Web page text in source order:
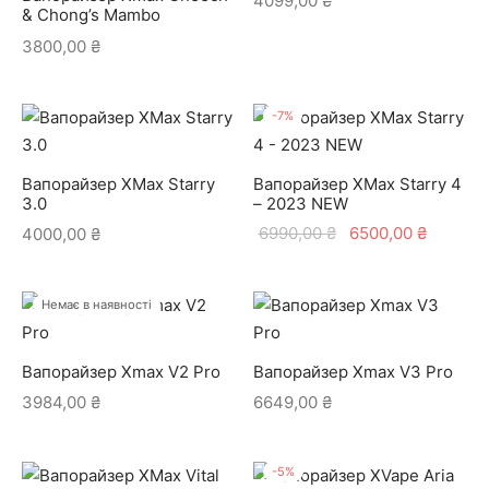
& Chong’s Mambo
3800,00 ₴
Вапорайзер XMax Starry
3.0
4000,00 ₴
-7%
Вапорайзер XMax Starry 4
– 2023 NEW
6990,00₴
Оригінальна
6500,00 ₴
Немає в наявності
Вапорайзер Xmax V2 Pro
3984,00 ₴
Вапорайзер Xmax V3 Pro
6649,00 ₴
-5%